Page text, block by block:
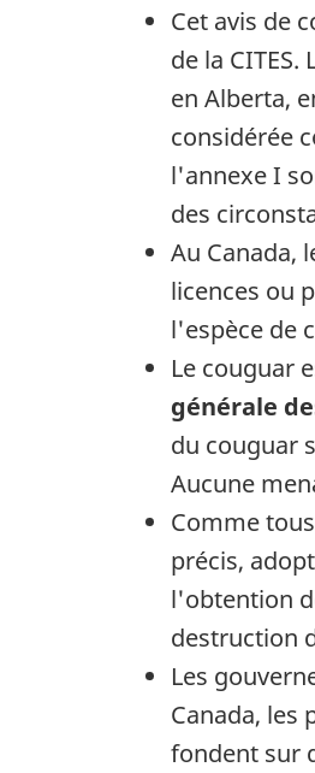
Cet avis de
de la
en Alberta,
considérée
l'annexe I
des
Au Canada,
licences ou
l'espèce de
Le couguar
générale
du couguar
Aucune
Comme
précis,
l'obtention
destruction
Les
Canada, les
fondent sur